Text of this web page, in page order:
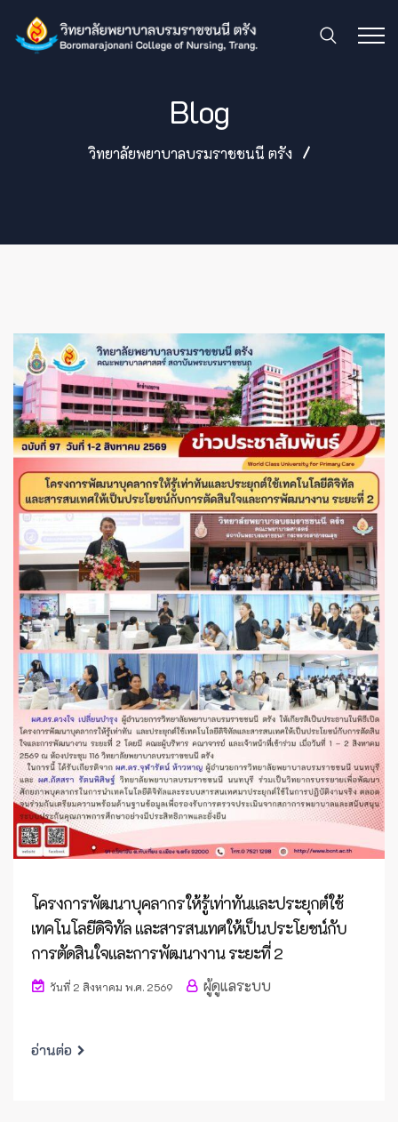
Blog
วิทยาลัยพยาบาลบรมราชชนนี ตรัง
โครงการพัฒนาบุคลากรให้รู้เท่าทันและประยุกต์ใช้
เทคโนโลยีดิจิทัล และสารสนเทศให้เป็นประโยชน์กับ
การตัดสินใจและการพัฒนางาน ระยะที่ 2
วันที่ 2 สิงหาคม พ.ศ. 2569 ผู้ดูแลระบบ
อ่านต่อ